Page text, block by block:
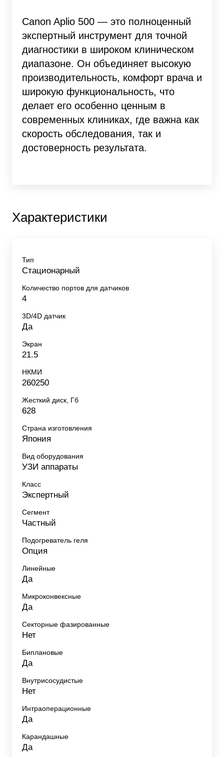
Canon Aplio 500 — это полноценный
экспертный инструмент для точной
диагностики в широком клиническом
диапазоне. Он объединяет высокую
производительность, комфорт врача и
широкую функциональность, что
делает его особенно ценным в
современных клиниках, где важна как
скорость обследования, так и
достоверность результата.
Характеристики
Тип
Стационарный
Количество портов для датчиков
4
3D/4D датчик
Да
Экран
21.5
НКМИ
260250
Жесткий диск, Гб
628
Страна изготовления
Япония
Вид оборудования
УЗИ аппараты
Класс
Экспертный
Сегмент
Частный
Подогреватель геля
Опция
Линейные
Да
Микроконвексные
Да
Секторные фазированные
Нет
Биплановые
Да
Внутрисосудистые
Нет
Интраоперационные
Да
Карандашные
Да